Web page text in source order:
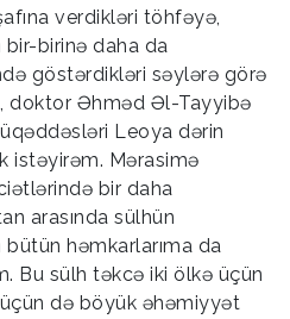
verdikləri töhfəyə,
bir-birinə daha da
göstərdikləri səylərə görə
doktor Əhməd Əl-Tayyibə
Leoya dərin
istəyirəm. Mərasimə
bir daha
arasında sülhün
həmkarlarıma da
Bu sülh təkcə iki ölkə üçün
də böyük əhəmiyyət